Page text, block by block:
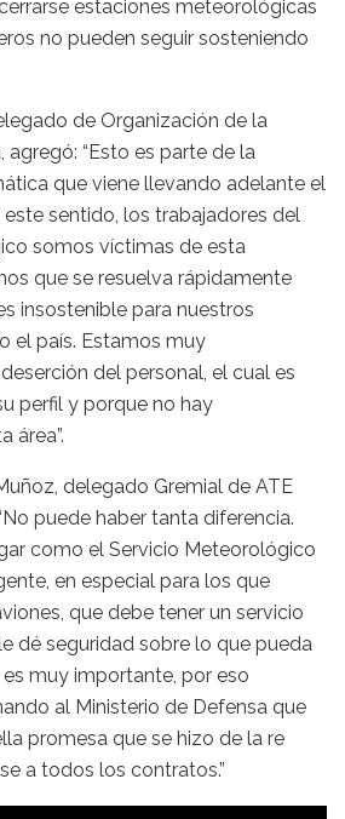
estaciones meteorológicas
no pueden seguir sosteniendo
de Organización de la
agregó: “Esto es parte de la
que viene llevando adelante el
sentido, los trabajadores del
somos víctimas de esta
que se resuelva rápidamente
insostenible para nuestros
el país. Estamos muy
del personal, el cual es
perfil y porque no hay
área”.
delegado Gremial de ATE
puede haber tanta diferencia.
como el Servicio Meteorológico
en especial para los que
que debe tener un servicio
dé seguridad sobre lo que pueda
muy importante, por eso
al Ministerio de Defensa que
promesa que se hizo de la re
a todos los contratos.”